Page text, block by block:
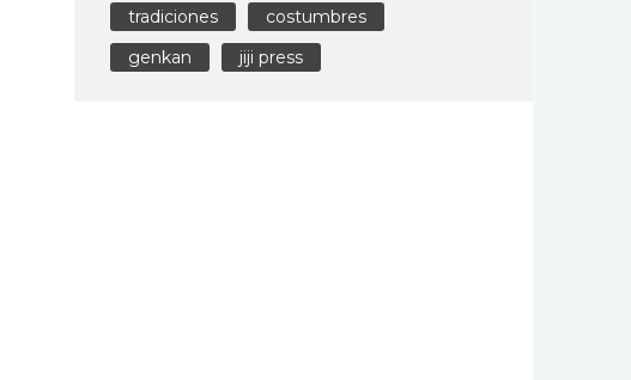
tradiciones
costumbres
genkan
jiji press